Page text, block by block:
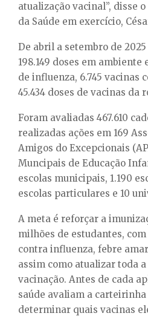
atualização vacinal”, disse
da Saúde em exercício,
De abril a setembro de
198.149 doses em ambiente
de influenza, 6.745 vacinas
45.434 doses de vacinas da
Foram avaliadas 467.610
realizadas ações em 169
Amigos do Excepcionais
Muncipais de Educação
escolas municipais, 1.190
escolas particulares e 10
A meta é reforçar a
milhões de estudantes,
contra influenza, febre
assim como atualizar toda
vacinação. Antes de cada
saúde avaliam a
determinar quais vacinas